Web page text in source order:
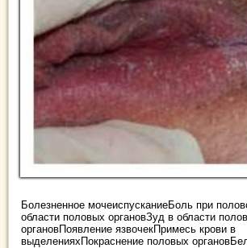
Болезненное мочеиспусканиеБоль при
области половых органовЗуд в области
органовПоявление язвочекПримесь крови в
выделенияхПокраснение половых